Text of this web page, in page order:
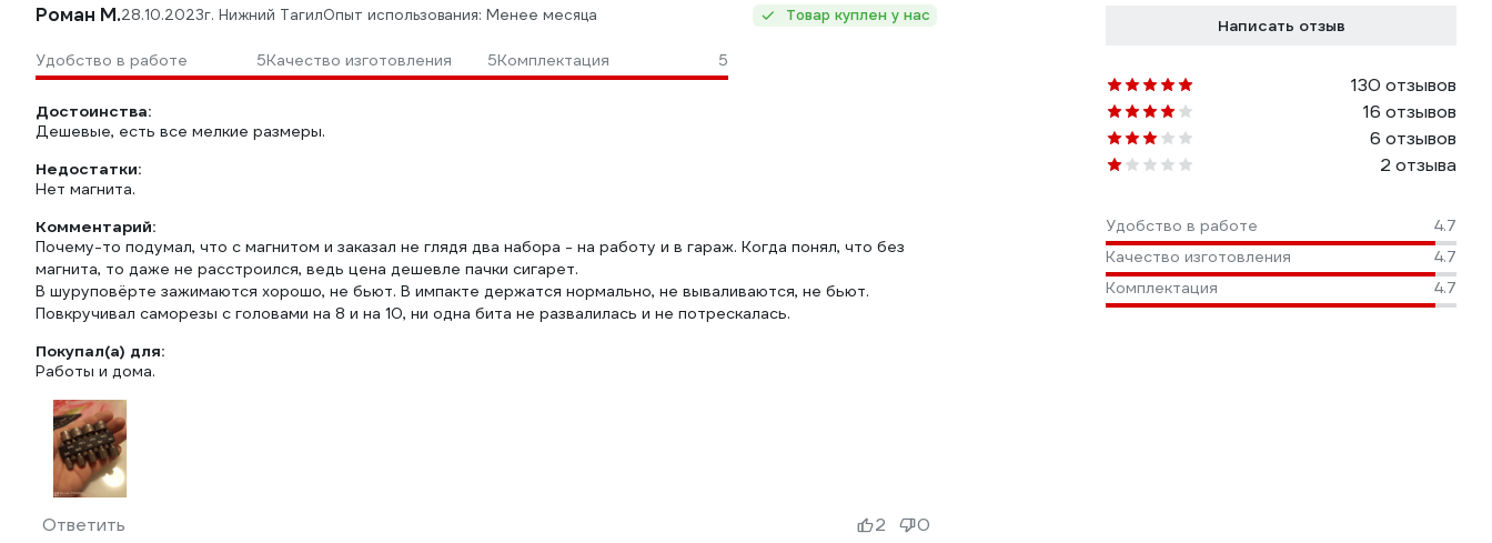
Роман М.28.10.2023г. Нижний ТагилОпыт использования: Менее месяца Товар куплен у нас
Удобство в работе 5Качество изготовления 5Комплектация 5
Достоинства:
Дешевые, есть все мелкие размеры.
Недостатки:
Нет магнита.
Комментарий:
Почему-то подумал, что с магнитом и заказал не глядя два набора - на работу и в гараж. Когда понял, что без
магнита, то даже не расстроился, ведь цена дешевле пачки сигарет.
В шуруповёрте зажимаются хорошо, не бьют. В импакте держатся нормально, не вываливаются, не бьют.
Повкручивал саморезы с головами на 8 и на 10, ни одна бита не развалилась и не потрескалась.
Покупал(а) для:
Работы и дома.
Ответить 2 0
Написать отзыв
130 отзывов
16 отзывов
6 отзывов
2 отзыва
Удобство в работе
4.7
Качество изготовления
4.7
Комплектация
4.7